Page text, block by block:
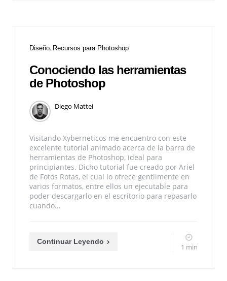
Diseño Recursos para Photoshop
Conociendo las herramientas
de Photoshop
Diego Mattei
Visitando Xyberneticos me encuentro con este
excelente tutorial animado acerca de la barra de
herramientas de Photoshop, ideal para
principiantes. Dicho tutorial fue creado por Ariel
de Fotos Rotas, el cual lo ofrece gentilmente en
varios formatos, entre ellos un ejecutable para
poder descargarlo en el escritorio para repasarlo
cuando...
Continuar Leyendo
1 min